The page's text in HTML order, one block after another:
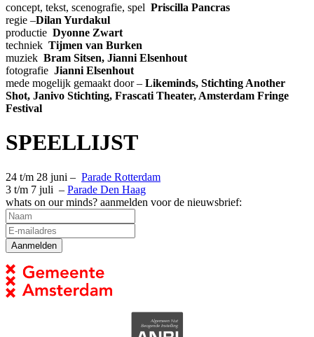
concept, tekst, scenografie, spel Priscilla Pancras
regie –Dilan Yurdakul
productie Dyonne Zwart
techniek Tijmen van Burken
muziek Bram Sitsen, Jianni Elsenhout
fotografie Jianni Elsenhout
mede mogelijk gemaakt door – Likeminds, Stichting Another
Shot, Janivo Stichting, Frascati Theater, Amsterdam Fringe
Festival
SPEELLIJST
24 t/m 28 juni – Parade Rotterdam
3 t/m 7 juli – Parade Den Haag
whats on our minds? aanmelden voor de nieuwsbrief: